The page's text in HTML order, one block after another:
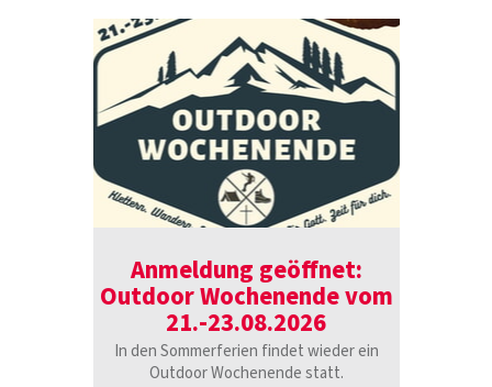
Anmeldung geöffnet:
Outdoor Wochenende vom
21.-23.08.2026
In den Sommerferien findet wieder ein
Outdoor Wochenende statt.